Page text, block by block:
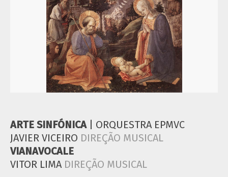
ARTE SINFÓNICA| ORQUESTRA EPMVC
JAVIER VICEIRO DIREÇÃO MUSICAL
VIANAVOCALE
VITOR LIMA DIREÇÃO MUSICAL